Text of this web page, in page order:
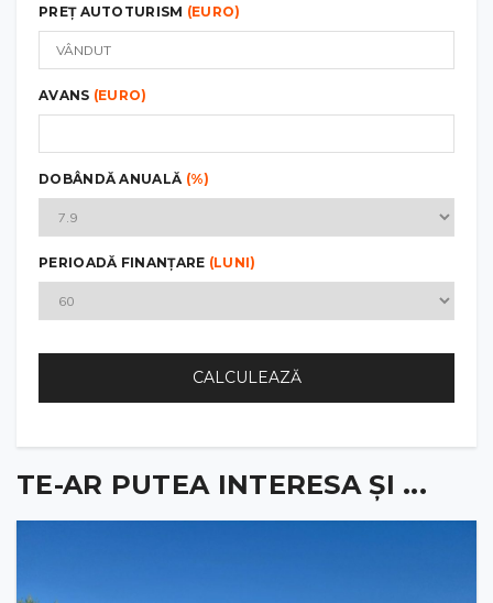
PREȚ AUTOTURISM (EURO)
AVANS (EURO)
DOBÂNDĂ ANUALĂ (%)
PERIOADĂ FINANȚARE (LUNI)
CALCULEAZĂ
TE-AR PUTEA INTERESA ȘI ...